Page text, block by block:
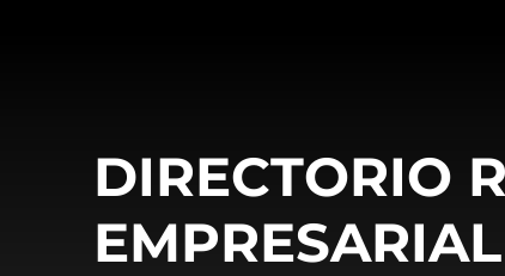
DIRECTORIO
EMPRESARIAL